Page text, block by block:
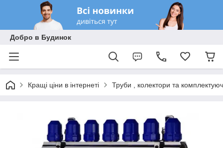
Добро в Будинок
Кращі ціни в інтернеті Труби , колектори та